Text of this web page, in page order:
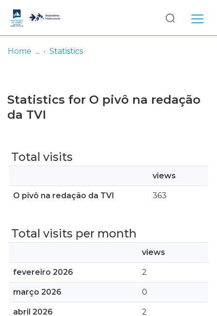
Browse repository
Log
In
Home Statistics
Statistics for O pivô na redação
da TVI
Total visits
views
O pivô na redação da TVI 363
Total visits per month
views
fevereiro 2026 2
março 2026 0
abril 2026 2